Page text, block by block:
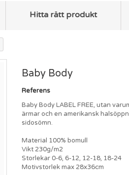
Hitta rätt produkt
Baby Body
Referens
Baby Body LABEL FREE, utan
ärmar och en amerikansk
sidosömn.
Material 100% bomull
Vikt 230g/m2
Storlekar 0-6, 6-12, 12-18, 18-24
Motivstorlek max 28x36cm